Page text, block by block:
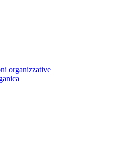
organizzative